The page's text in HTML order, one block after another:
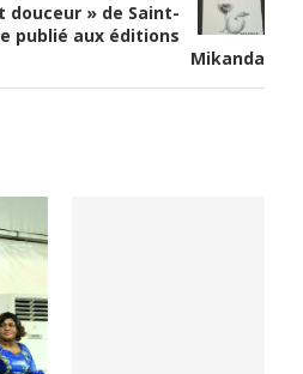
douceur » de Saint-
publié aux éditions
Mikanda